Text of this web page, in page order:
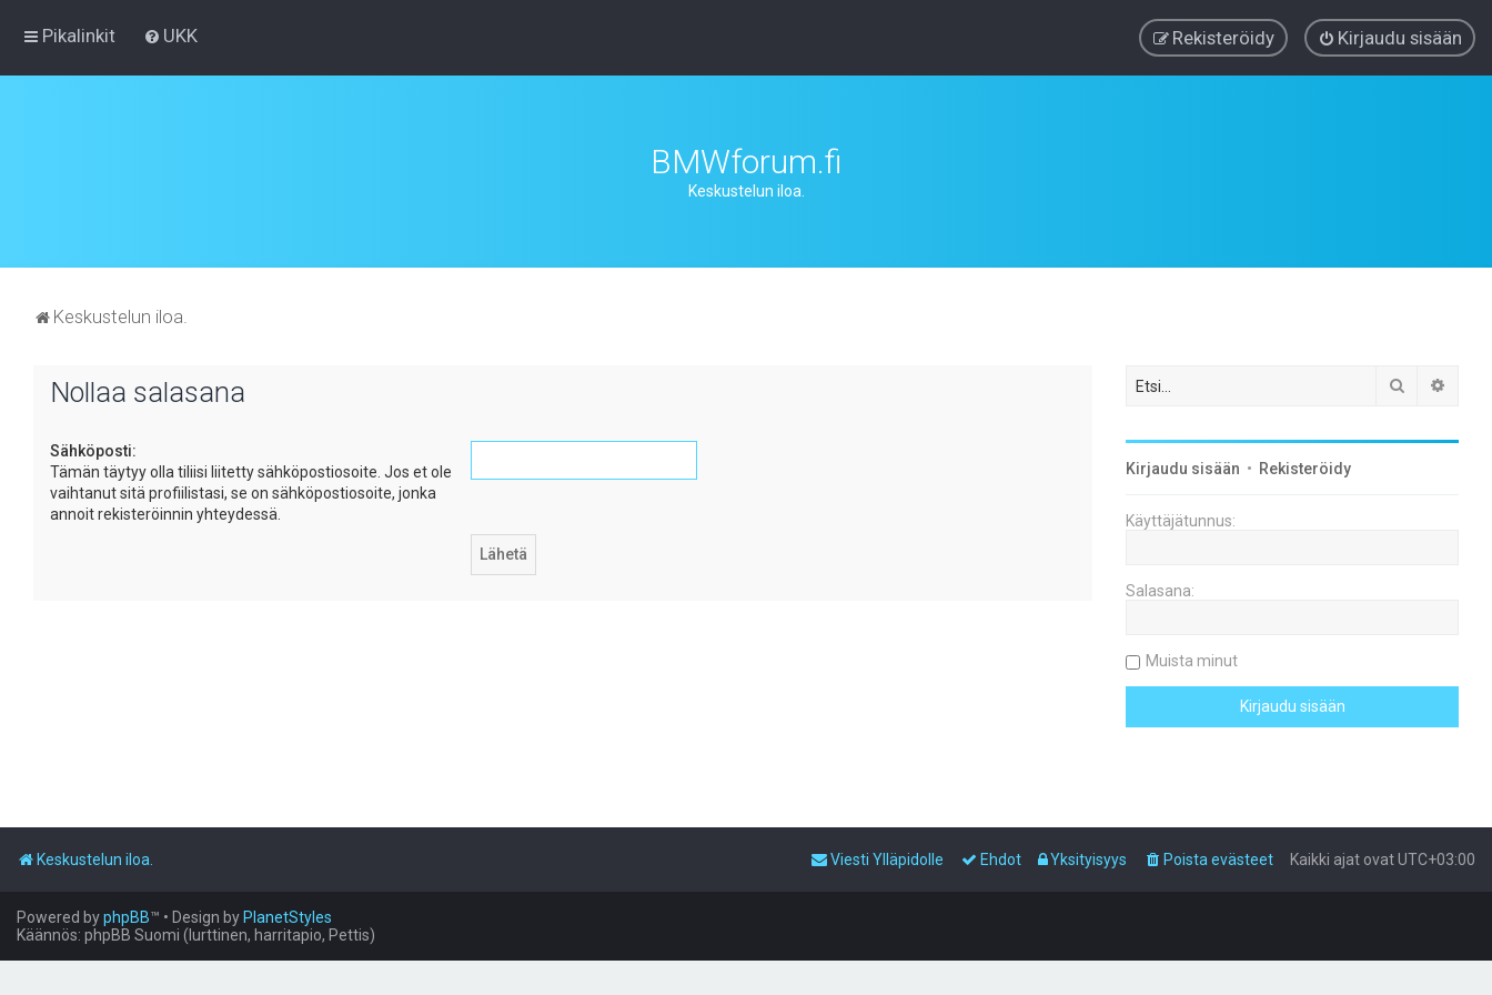
Pikalinkit UKK Kirjaudu sisään
Rekisteröidy
BMWforum.fi
Keskustelun iloa.
Keskustelun iloa.
Nollaa salasana
Sähköposti:
Tämän täytyy olla tiliisi liitetty sähköpostiosoite. Jos et ole
vaihtanut sitä profiilistasi, se on sähköpostiosoite, jonka
annoit rekisteröinnin yhteydessä.
Kirjaudu sisään • Rekisteröidy
Käyttäjätunnus:
Salasana:
Muista minut
Keskustelun iloa. Kaikki ajat ovatUTC+03:00
Poista evästeet
Yksityisyys
Ehdot
Viesti Ylläpidolle
Powered byphpBB™ • Design by PlanetStyles
Käännös: phpBB Suomi (lurttinen, harritapio, Pettis)